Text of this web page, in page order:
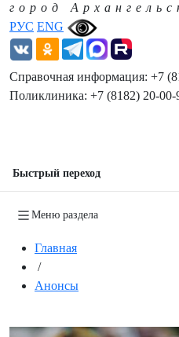
РУС ENG
город
Справочная информация: +7
Поликлиника: +7 (8182) 20-00-
Быстрый переход
Меню раздела
Главная
/
Анонсы